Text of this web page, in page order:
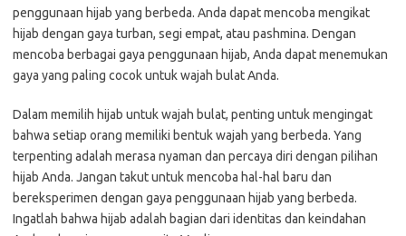
penggunaan hijab yang berbeda. Anda dapat mencoba mengikat
hijab dengan gaya turban, segi empat, atau pashmina. Dengan
mencoba berbagai gaya penggunaan hijab, Anda dapat menemukan
gaya yang paling cocok untuk wajah bulat Anda.
Dalam memilih hijab untuk wajah bulat, penting untuk mengingat
bahwa setiap orang memiliki bentuk wajah yang berbeda. Yang
terpenting adalah merasa nyaman dan percaya diri dengan pilihan
hijab Anda. Jangan takut untuk mencoba hal-hal baru dan
bereksperimen dengan gaya penggunaan hijab yang berbeda.
Ingatlah bahwa hijab adalah bagian dari identitas dan keindahan